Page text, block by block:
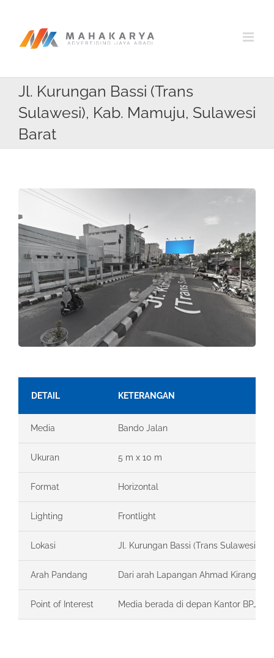
content
Jl. Kurungan Bassi (Trans
Sulawesi), Kab. Mamuju, Sulawesi
Barat
DETAIL KETERANGAN
Media Bando Jalan
Ukuran 5 m x 10 m
Format Horizontal
Lighting Frontlight
Lokasi Jl. Kurungan Bassi (Trans Sulawesi),
Arah Pandang Dari arah Lapangan Ahmad Kirang
Point of Interest Media berada di depan Kantor BPJS